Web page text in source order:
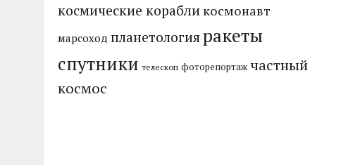
космические корабликосмонавт
марсоход планетологияракеты
спутники телескоп фоторепортаж частный
космос